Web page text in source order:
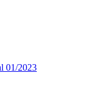
01/2023